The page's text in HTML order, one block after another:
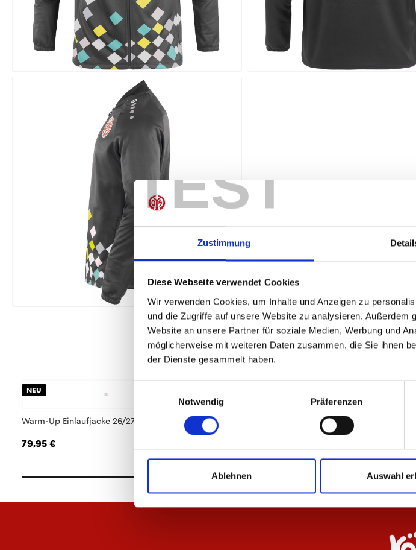
TEST
Zustimmung
Diese Webseite verwendet Cookies
Wir verwenden Cookies, um Inhalte und Anzeigen zu
und die Zugriffe auf unsere Website zu analysieren.
Website an unsere Partner für soziale Medien, Werbung und
möglicherweise mit weiteren Daten zusammen, die Sie ihnen
der Dienste gesammelt haben.
Notwendig
Präferenzen
Ablehnen Auswahl
ÄHNLICHE
NEU
Warm-Up Einlaufjacke 26/27 Herren
79,95 €
Warm-Up Einlaufjacke 26/27 Kinder
Warm-Up
89,95 €